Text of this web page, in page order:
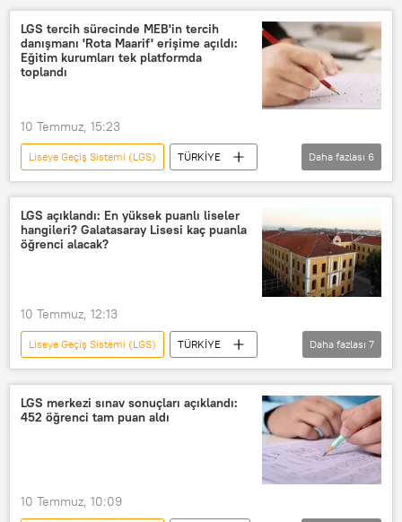
LGS tercih sürecinde MEB'in tercih
danışmanı 'Rota Maarif' erişime açıldı:
Eğitim kurumları tek platformda
toplandı
10 Temmuz, 15:23
Liseye Geçiş Sistemi (LGS)
TÜRKİYE
Milli Eğitim Bakanlığı (MEB)
tercih süreci
Lise
en yüksek taban puanlı liseler
Okul
Daha fazlası 6
LGS açıklandı: En yüksek puanlı liseler
hangileri? Galatasaray Lisesi kaç puanla
öğrenci alacak?
10 Temmuz, 12:13
Liseye Geçiş Sistemi (LGS)
TÜRKİYE
Galatasaray Lisesi
Kabataş Erkek Lisesi
Ankara
Lise
tercih
Daha fazlası 7
LGS merkezi sınav sonuçları açıklandı:
452 öğrenci tam puan aldı
10 Temmuz, 10:09